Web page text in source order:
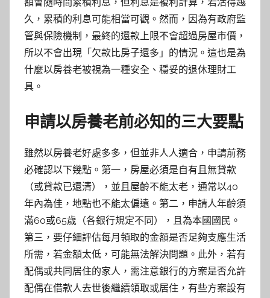
額會隨時間累積利息，但利息是複利計算，若活得越
久，累積的利息可能相當可觀。然而，因為有政府監
管與保險機制，最終的還款上限不會超過房屋市價，
所以不會出現「欠款比房子還多」的情況。這也是為
什麼以房養老被視為一種安全、穩妥的退休理財工
具。
申請以房養老前必知的三大要點
雖然以房養老好處多多，但並非人人適合，申請前務
必確認以下幾點。第一，房屋必須是自有且無貸款
（或貸款已還清），並且屋齡不能太老，通常以40
年內為佳，地點也不能太偏遠。第二，申請人年齡須
滿60或65歲（各銀行規定不同），且為本國國民。
第三，要仔細評估每月領取的金額是否足夠支應生活
所需，若金額太低，可能無法解決問題。此外，若有
配偶或共同居住的家人，需注意銀行的方案是否允許
配偶在借款人去世後繼續領取或居住，有些方案設有